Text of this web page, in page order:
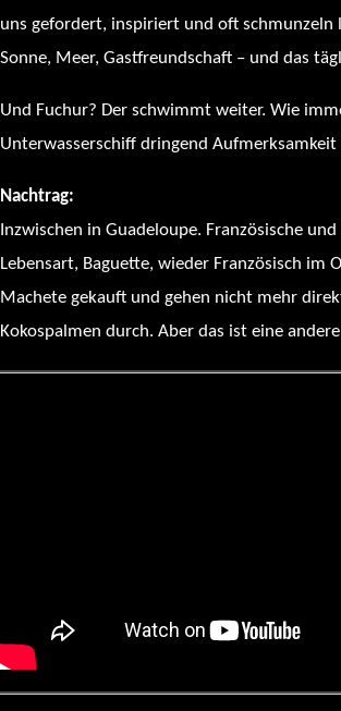
uns gefordert, inspiriert und oft schmunzeln
Sonne, Meer, Gastfreundschaft – und das
Und Fuchur? Der schwimmt weiter. Wie
Unterwasserschiff dringend Aufmerksamkeit
Nachtrag:
Inzwischen in Guadeloupe. Französische
Lebensart, Baguette, wieder Französisch im
Machete gekauft und gehen nicht mehr
Kokospalmen durch. Aber das ist eine